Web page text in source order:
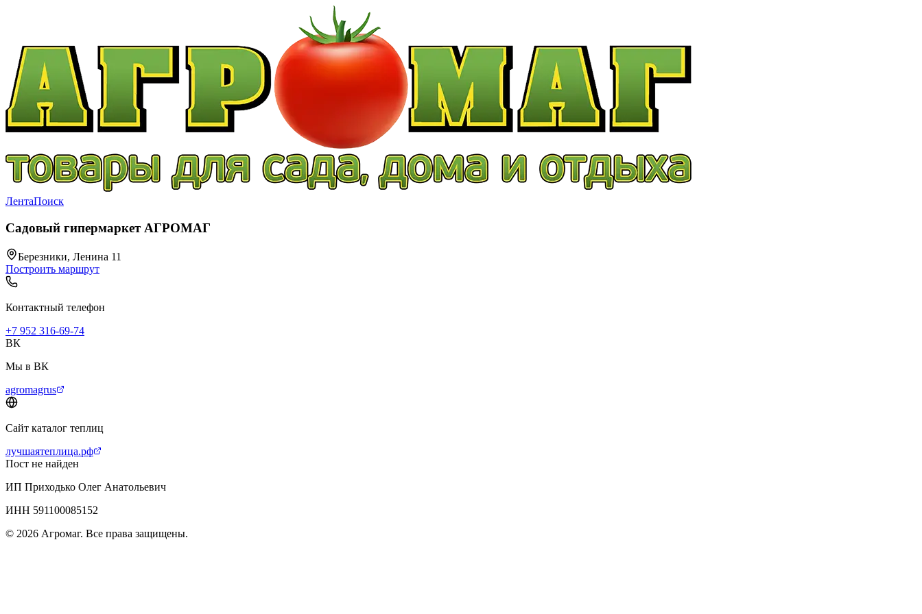
ЛентаПоиск
Садовый гипермаркет АГРОМАГ
Березники, Ленина 11
Построить маршрут
Контактный телефон
+7 952 316-69-74
ВК
Мы в ВК
agromagrus
Сайт каталог теплиц
лучшаятеплица.рф
Пост не найден
ИП Приходько Олег Анатольевич
ИНН 591100085152
© 2026 Агромаг. Все права защищены.